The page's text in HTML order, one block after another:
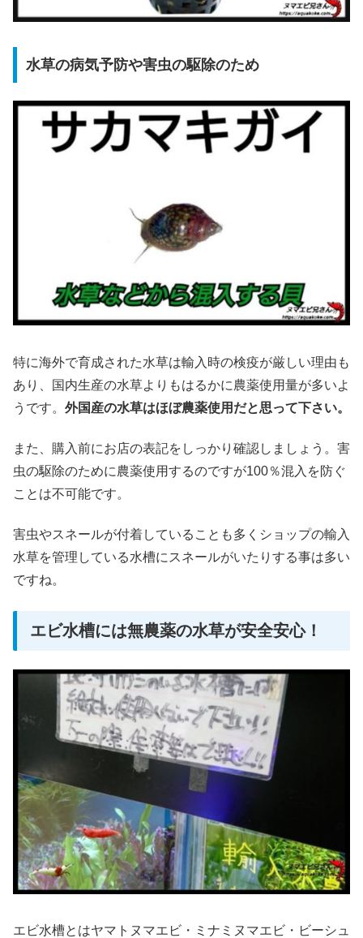
水草の病気予防や害虫の駆除のため
特に海外で育成された水草は輸入時の検疫が厳しい理由も
あり、国内生産の水草よりもはるかに農薬使用量が多いよ
うです。 外国産の水草はほぼ農薬使用だと思って下さい。
また、購入前にお店の表記をしっかり確認しましょう。害
虫の駆除のために農薬使用するのですが100％混入を防ぐ
ことは不可能です。
害虫やスネールが付着していることも多くショップの輸入
水草を管理している水槽にスネールがいたりする事は多い
ですね。
エビ水槽には無農薬の水草が安全安心！
エビ水槽とはヤマトヌマエビ・ミナミヌマエビ・ビーシュ